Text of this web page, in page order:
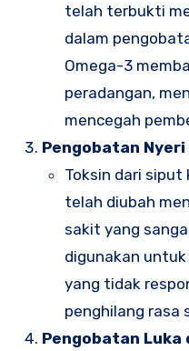
telah terbukti
dalam
Omega-3
peradangan,
mencegah
Pengobatan
Toksin dari
telah diubah
sakit yang
digunakan
yang tidak
penghilang rasa
Pengobatan Luka